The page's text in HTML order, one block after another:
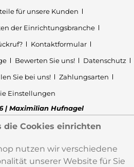
für unsere Kunden
der Einrichtungsbranche
Kontaktformular
Bewerten Sie uns!
Datenschutz
Sie bei uns!
Zahlungsarten
Einstellungen
| Maximilian Hufnagel
die Cookies einrichten
nutzen wir verschiedene
unserer Website für Sie